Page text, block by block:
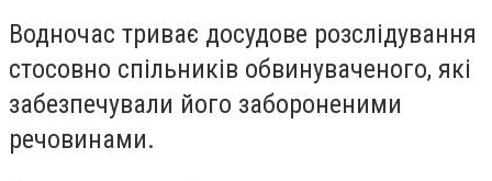
Водночас триває досудове розслідування
стосовно спільників обвинуваченого, які
забезпечували його забороненими
речовинами.